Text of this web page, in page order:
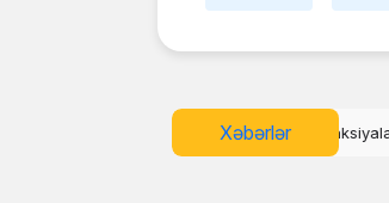
Xəbərlər
funksiyaları: Gemini ilə Ask Maps necə işləyir?